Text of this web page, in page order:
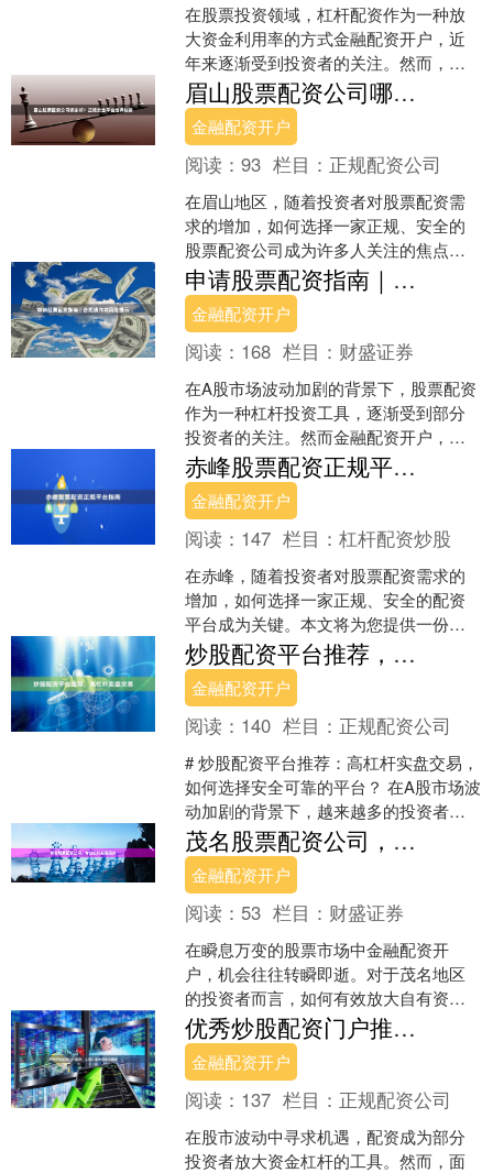
在股票投资领域，杠杆配资作为一种放
大资金利用率的方式金融配资开户，近
年来逐渐受到投资者的关注。然而，选
择合规、安全的配资平台至关重要。本
文将为您推荐几个值得关注....
眉山股票配资公司哪家好？正规安全平台选择指南
金融配资开户
阅读：93 栏目： 正规配资公司
在眉山地区，随着投资者对股票配资需
求的增加，如何选择一家正规、安全的
股票配资公司成为许多人关注的焦点。
本文将为您提供一份详细的选择指南，
帮助您在众多平台中做出明....
申请股票配资指南｜合规操作与风险提示
金融配资开户
阅读： 168 栏目： 财盛证券
在A股市场波动加剧的背景下，股票配资
作为一种杠杆投资工具，逐渐受到部分
投资者的关注。然而金融配资开户，配
资并非“稳赚不赔”的捷径，其背后的合规
边界与潜在风险值得....
赤峰股票配资正规平台指南
金融配资开户
阅读： 147 栏目：杠杆配资炒股
在赤峰，随着投资者对股票配资需求的
增加，如何选择一家正规、安全的配资
平台成为关键。本文将为您提供一份详
细的指南，帮助您在赤峰找到合适的股
票配资平台，同时确保资金....
炒股配资平台推荐，高杠杆实盘交易
金融配资开户
阅读： 140 栏目： 正规配资公司
# 炒股配资平台推荐：高杠杆实盘交易，
如何选择安全可靠的平台？ 在A股市场波
动加剧的背景下，越来越多的投资者希
望通过配资放大资金使用效率。然而，
面对市场上众多的....
茂名股票配资公司，专业杠杆投资服务
金融配资开户
阅读： 53 栏目： 财盛证券
在瞬息万变的股票市场中金融配资开
户，机会往往转瞬即逝。对于茂名地区
的投资者而言，如何有效放大自有资
金，精准捕捉市场波动带来的收益，是
一个值得深入思考的课题。专业....
优秀炒股配资门户推荐，正规安全平台甄选指南
金融配资开户
阅读： 137 栏目： 正规配资公司
在股市波动中寻求机遇，配资成为部分
投资者放大资金杠杆的工具。然而，面